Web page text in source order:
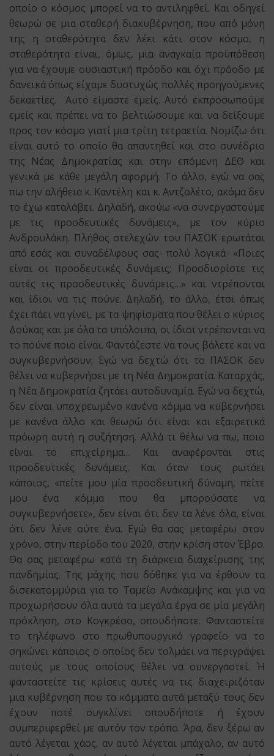
οποίο ο κόσμος μπορεί να το αντιληφθεί. Και οδηγεί
θεωρώ σε μια σταθερή διακυβέρνηση, που από μόνη
της η σταθερότητα δεν λέει κάτι στον κόσμο, η
σταθερότητα είναι, όμως, μια αναγκαία προϋπόθεση
για να έχουμε ουσιαστική πρόοδο και όχι πρόοδο με
δανεικά όπως είχαμε δυστυχώς πολλές προηγούμενες
δεκαετίες. Αυτό είμαστε εμείς. Αυτό εκπροσωπούμε
εμείς και πρέπει να το βελτιώσουμε και να δείξουμε
προς τον κόσμο γιατί μια τρίτη τετραετία. Νομίζω ότι
είναι αυτό το οποίο θα απαντηθεί και στο συνέδριο
της Νέας Δημοκρατίας και στην επόμενη ΔΕΘ και
γενικά με κάθε μεγάλη αφορμή. Το άλλο, εγώ να σας
πω την αλήθεια κ. Καντέλη και κ. Αντζολέτο, ακόμα δεν
το έχω καταλάβει. Δηλαδή, ακούω «να συνεργαστούμε
με τις προοδευτικές δυνάμεις», με τον κύριο
Ανδρουλάκη. Πλήθος στελεχών του ΠΑΣΟΚ ερωτάται
από εσάς και συναδέλφους σας- πολύ λογικά- «Ποιες
είναι οι προοδευτικές δυνάμεις; Προσδιορίστε τις
αυτές τις προοδευτικές δυνάμεις…» και ντρέπονται
και ίδιοι να τις πούνε. Δηλαδή, το άλλο, έτσι όπως
έχει πάει να γίνει, με τα ψηφίσματα που θέλει ο κύριος
Δούκας και με όλα τα υπόλοιπα, οι ίδιοι ντρέπονται να
το πούνε ποιο είναι. Φαντάζεστε να τους βάλετε και να
συγκυβερνήσουν; Εγώ να δεχτώ ότι το ΠΑΣΟΚ δεν
θέλει να κυβερνήσει με τη Νέα Δημοκρατία. Καταρχάς,
η Νέα Δημοκρατία ζητάει αυτοδυναμία. Εγώ να δεχτώ,
δεν είναι υποχρεωμένο κανένα κόμμα να κυβερνήσει
με κανένα άλλο και θεωρώ ότι είναι και εξαιρετικά
πρόωρη αυτή η συζήτηση. Αλλά τι θέλω να πω, ποιο
είναι το επιχείρημα… Και αναφέρονται στις
προοδευτικές δυνάμεις. Και όταν τους ρωτάει
κάποιος, «πείτε μου μία προοδευτική δύναμη, πείτε
μου ένα κόμμα που θα μπορούσατε να
συγκυβερνήσετε», δεν είναι ότι δεν τα λένε όλα, είναι
ότι δεν λένε ούτε ένα. Εγώ θα σας μεταφέρω στον
χρόνο, στην περίοδο του 2020, στην κρίση στον Έβρο.
Θα σας μεταφέρω κατά τη διάρκεια διαχείρισης της
πανδημίας. Της μάχης που δόθηκε για να έρθουν τα
δισεκατομμύρια για το Ταμείο Ανάκαμψης και για να
προχωρήσουν όλα αυτά τα μεγάλα έργα σε μία μεγάλη
πρόκληση, στο Κογκρέσο, οπουδήποτε. Φανταστείτε
το τηλέφωνο στο πρωθυπουργικό γραφείο να το
σηκώνει κάποιος ο οποίος δεν τολμάει να περιγράψει
αυτούς με τους οποίους θέλει να συνεργαστεί. Ή
φανταστείτε τις κρίσεις αυτές να τις διαχειριζόταν
μια κυβέρνηση που τα κόμματα αυτά μεταξύ τους δεν
έχουν ποτέ συγκλίνει οπουδήποτε ή έχουν
συμπεριφερθεί με αυτόν τον τρόπο. Άρα, δεν ξέρω αν
αυτό λέγεται χάος, αν αυτό λέγεται μπάχαλο, αν αυτό